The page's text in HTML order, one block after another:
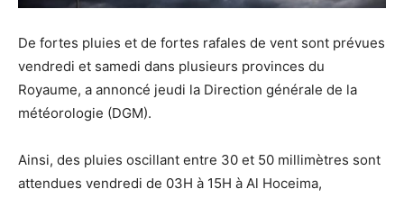
De fortes pluies et de fortes rafales de vent sont prévues
vendredi et samedi dans plusieurs provinces du
Royaume, a annoncé jeudi la Direction générale de la
météorologie (DGM).
Ainsi, des pluies oscillant entre 30 et 50 millimètres sont
attendues vendredi de 03H à 15H à Al Hoceima,